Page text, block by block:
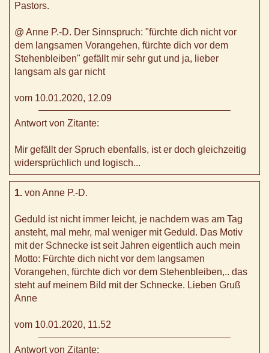
Pastors.
@ Anne P.-D. Der Sinnspruch: "fürchte dich nicht vor
dem langsamen Vorangehen, fürchte dich vor dem
Stehenbleiben" gefällt mir sehr gut und ja, lieber
langsam als gar nicht
vom 10.01.2020, 12.09
Antwort von Zitante:
Mir gefällt der Spruch ebenfalls, ist er doch gleichzeitig
widersprüchlich und logisch...
1. von Anne P.-D.
Geduld ist nicht immer leicht, je nachdem was am Tag
ansteht, mal mehr, mal weniger mit Geduld. Das Motiv
mit der Schnecke ist seit Jahren eigentlich auch mein
Motto: Fürchte dich nicht vor dem langsamen
Vorangehen, fürchte dich vor dem Stehenbleiben,.. das
steht auf meinem Bild mit der Schnecke. Lieben Gruß
Anne
vom 10.01.2020, 11.52
Antwort von Zitante: